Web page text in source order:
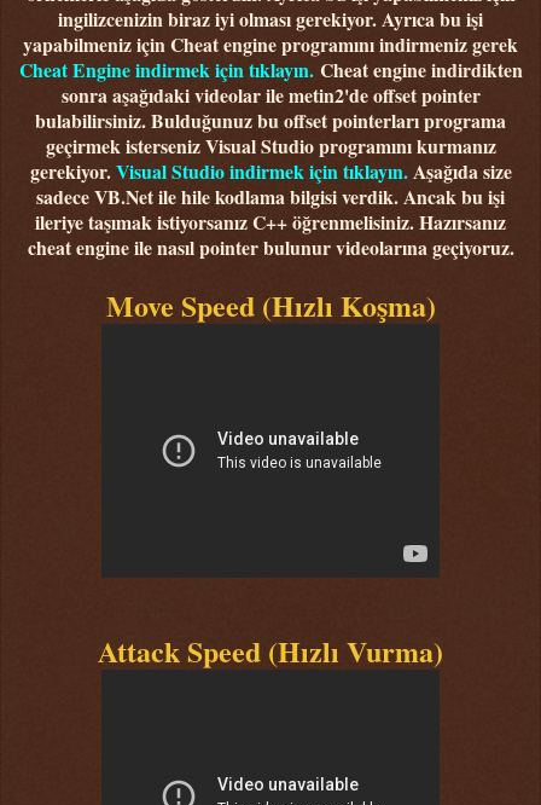
ingilizcenizin biraz iyi olması gerekiyor. Ayrıca bu işi
yapabilmeniz için Cheat engine programını indirmeniz gerek
Cheat Engine indirmek için tıklayın. Cheat engine indirdikten
sonra aşağıdaki videolar ile metin2'de offset pointer
bulabilirsiniz. Bulduğunuz bu offset pointerları programa
geçirmek isterseniz Visual Studio programını kurmanız
gerekiyor.Visual Studio indirmek için tıklayın.Aşağıda size
sadece VB.Net ile hile kodlama bilgisi verdik. Ancak bu işi
ileriye taşımak istiyorsanız C++ öğrenmelisiniz. Hazırsanız
cheat engine ile nasıl pointer bulunur videolarına geçiyoruz.
Move Speed (Hızlı Koşma)
Attack Speed (Hızlı Vurma)